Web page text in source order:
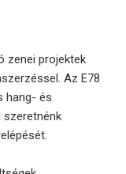
zenei projektek
Az E78
hang- és
szeretnénk